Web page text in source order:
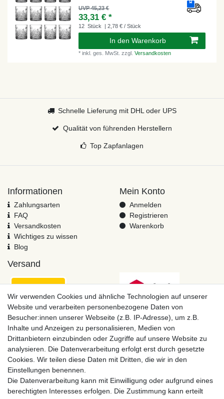
UVP 45,23 €
33,31 € *
12 Stück | 2,78 € / Stück
In den Warenkorb
*inkl. ges. MwSt. zzgl.Versandkosten
Schnelle Lieferung mit DHL oder UPS
Qualität von führenden Herstellern
Top Zapfanlagen
Informationen
Zahlungsarten
FAQ
Versandkosten
Wichtiges zu wissen
Blog
Mein Konto
Anmelden
Registrieren
Warenkorb
Versand
Zahlungsmöglichkeiten
Wir verwenden Cookies und ähnliche Technologien auf unserer
Website und verarbeiten personenbezogene Daten von
Besucher:innen unserer Webseite (z.B. IP-Adresse), um z.B.
Inhalte und Anzeigen zu personalisieren, Medien von
Drittanbietern einzubinden oder Zugriffe auf unsere Website zu
analysieren. Die Datenverarbeitung erfolgt erst durch gesetzte
Cookies. Wir teilen diese Daten mit Dritten, die wir in den
Einstellungen benennen.
Die Datenverarbeitung kann mit Einwilligung oder aufgrund eines
berechtigten Interesses erfolgen. Die Zustimmung kann erteilt